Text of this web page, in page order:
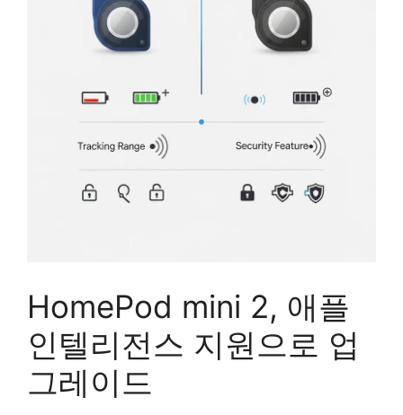
HomePod mini 2, 애플
인텔리전스 지원으로 업
그레이드